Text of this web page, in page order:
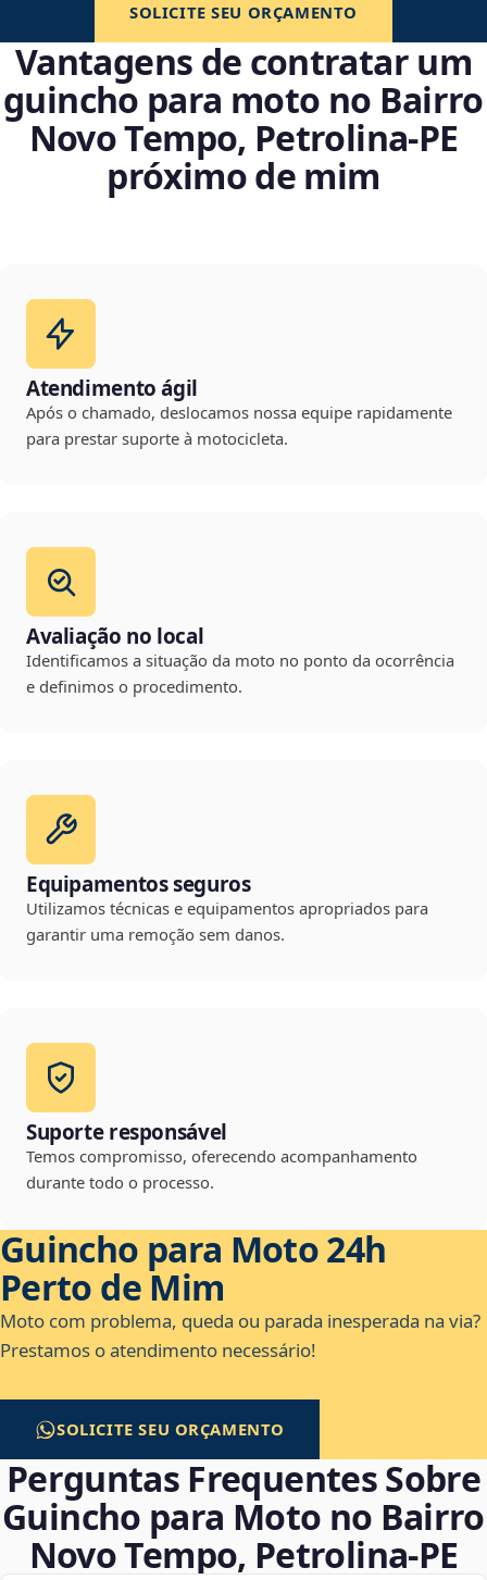
SOLICITE SEU ORÇAMENTO
Vantagens de contratar um
guincho para moto no Bairro
Novo Tempo, Petrolina‑PE
próximo de mim
Atendimento ágil
Após o chamado, deslocamos nossa equipe rapidamente
para prestar suporte à motocicleta.
Avaliação no local
Identificamos a situação da moto no ponto da ocorrência
e definimos o procedimento.
Equipamentos seguros
Utilizamos técnicas e equipamentos apropriados para
garantir uma remoção sem danos.
Suporte responsável
Temos compromisso, oferecendo acompanhamento
durante todo o processo.
Guincho para Moto 24h
Perto de Mim
Moto com problema, queda ou parada inesperada na via?
Prestamos o atendimento necessário!
SOLICITE SEU ORÇAMENTO
Perguntas Frequentes Sobre
Guincho para Moto no Bairro
Novo Tempo, Petrolina‑PE